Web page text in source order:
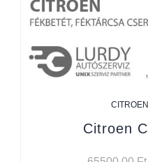
Citroen